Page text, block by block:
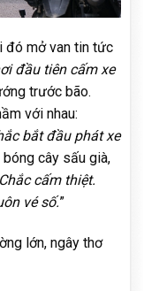
đó mở van tin tức
đầu tiên cấm xe
trước bão.
với nhau:
bắt đầu phát xe
cây sấu già,
Chắc cấm thiệt.
vé số.”
lớn, ngây thơ